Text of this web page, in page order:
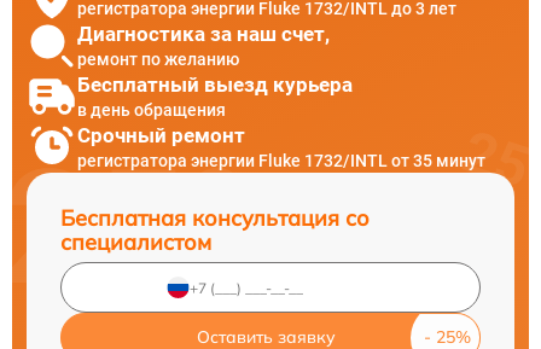
регистратора энергии Fluke 1732/INTL до 3 лет
Диагностика за наш счет,
ремонт по желанию
Бесплатный выезд курьера
в день обращения
Срочный ремонт
регистратора энергии Fluke 1732/INTL от 35 минут
Бесплатная консультация со
специалистом
Оставить заявку